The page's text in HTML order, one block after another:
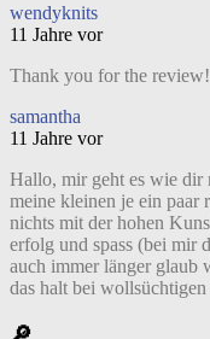
wendyknits
11 Jahre vor
Thank you for the
samantha
11 Jahre vor
Hallo, mir geht es wie
meine kleinen je ein paar
nichts mit der hohen
erfolg und spass (bei mir
auch immer länger glaub
das halt bei